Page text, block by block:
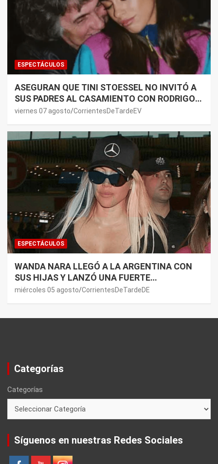
ESPECTÁCULOS
ASEGURAN QUE TINI STOESSEL NO INVITÓ A
SUS PADRES AL CASAMIENTO CON RODRIGO
DE PAUL: LOS MOTIVOS
viernes 07 agosto CorrientesDeTardeEV
ESPECTÁCULOS
WANDA NARA LLEGÓ A LA ARGENTINA CON
SUS HIJAS Y LANZÓ UNA FUERTE
PREMONICIÓN SOBRE MAURO ICARDI
miércoles 05 agosto CorrientesDeTardeDE
Categorías
Categorías
Síguenos en nuestras Redes Sociales